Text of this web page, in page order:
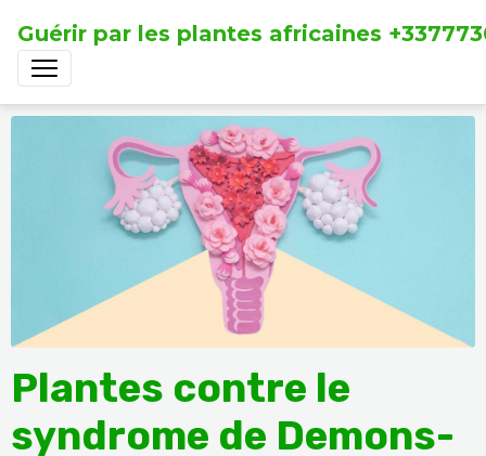
Guérir par les plantes africaines
Plantes contre le
syndrome de Demons-